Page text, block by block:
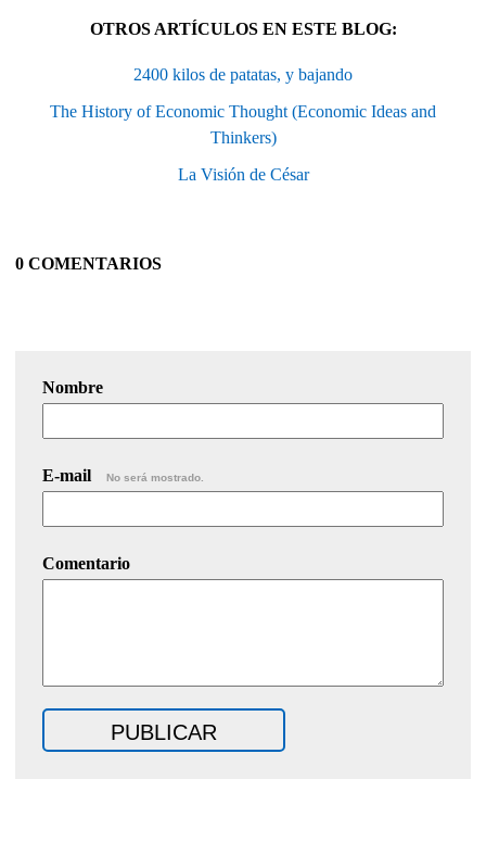
OTROS ARTÍCULOS EN ESTE BLOG:
2400 kilos de patatas, y bajando
The History of Economic Thought (Economic Ideas and
Thinkers)
La Visión de César
0 COMENTARIOS
Nombre
E-mail No será mostrado.
Comentario